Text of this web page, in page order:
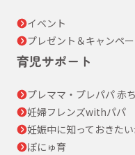
イベント
プレゼント＆キャンペ
育児サポート
プレママ・プレパパ 赤
妊婦フレンズwithパパ
妊娠中に知っておきた
ぼにゅ育